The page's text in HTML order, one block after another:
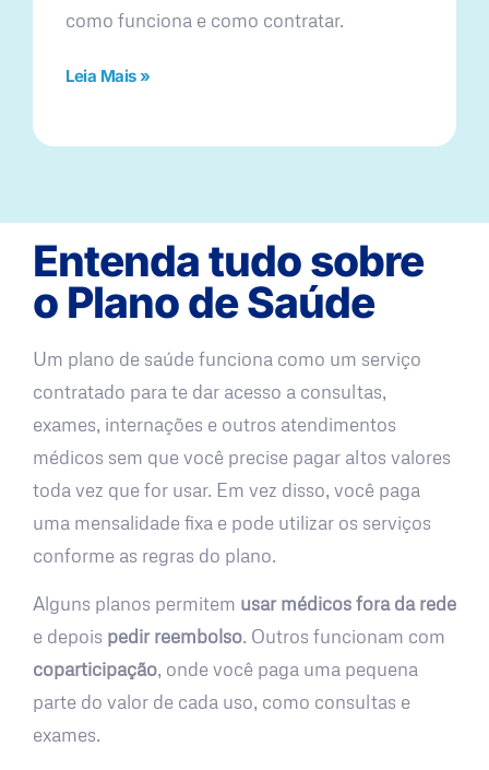
como funciona e como contratar.
Leia Mais »
Entenda tudo sobre
o Plano de Saúde
Um plano de saúde funciona como um serviço
contratado para te dar acesso a consultas,
exames, internações e outros atendimentos
médicos sem que você precise pagar altos valores
toda vez que for usar. Em vez disso, você paga
uma mensalidade fixa e pode utilizar os serviços
conforme as regras do plano.
Alguns planos permitem usar médicos fora da rede
e depois pedir reembolso. Outros funcionam com
coparticipação, onde você paga uma pequena
parte do valor de cada uso, como consultas e
exames.